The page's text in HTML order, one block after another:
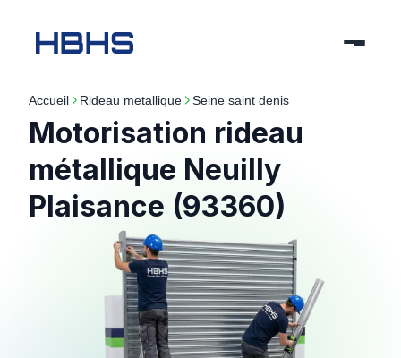
Accueil rideau metallique seine saint denis
Motorisation rideau
métallique Neuilly
Plaisance (93360)